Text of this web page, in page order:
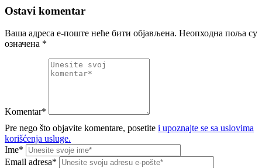
Ostavi komentar
Ваша адреса е-поште неће бити објављена. Неопходна поља су
означена *
Komentar*
Pre nego što objavite komentare, posetite i upoznajte se sa uslovima
korišćenja usluge.
Ime*
Email adresa*